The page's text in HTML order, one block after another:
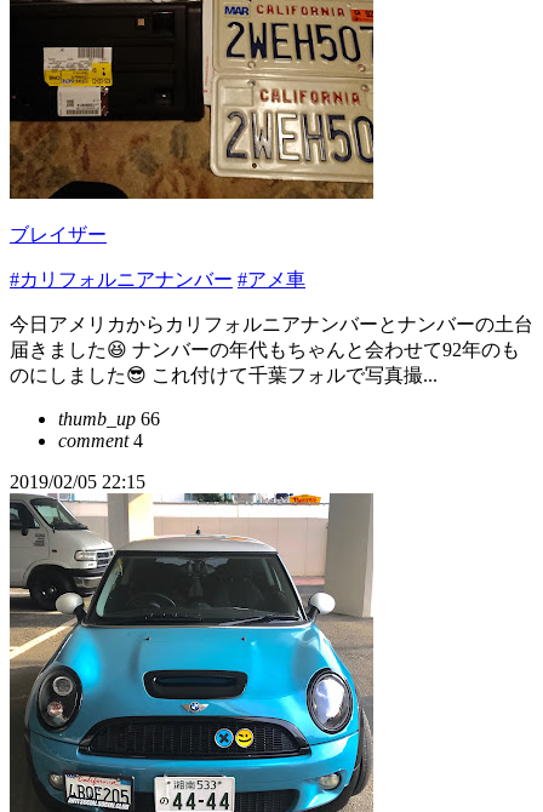
ブレイザー
#カリフォルニアナンバー #アメ車
今日アメリカからカリフォルニアナンバーとナンバーの土台
届きました😆 ナンバーの年代もちゃんと会わせて92年のも
のにしました😎 これ付けて千葉フォルで写真撮...
thumb_up 66
comment4
2019/02/05 22:15